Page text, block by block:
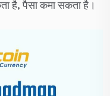
है, पैसा कमा सकता है।